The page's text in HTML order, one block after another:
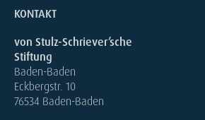
KONTAKT
von Stulz-Schriever’sche
Stiftung
Baden-Baden
Eckbergstr. 10
76534 Baden-Baden